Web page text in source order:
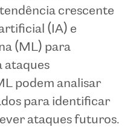
crescente
(IA) e
(ML) para
ataques
podem analisar
para identificar
ataques futuros.